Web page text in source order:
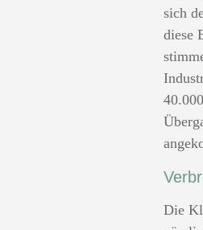
sich
diese
Die